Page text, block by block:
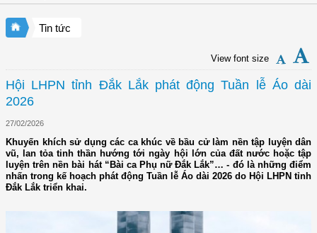
Tin tức
View font size
Hội LHPN tỉnh Đắk Lắk phát động Tuần lễ Áo dài
2026
27/02/2026
Khuyến khích sử dụng các ca khúc về bầu cử làm nền tập luyện dân
vũ, lan tỏa tinh thần hướng tới ngày hội lớn của đất nước hoặc tập
luyện trên nền bài hát “Bài ca Phụ nữ Đắk Lắk”… - đó là những điểm
nhấn trong kế hoạch phát động Tuần lễ Áo dài 2026 do Hội LHPN tỉnh
Đắk Lắk triển khai.